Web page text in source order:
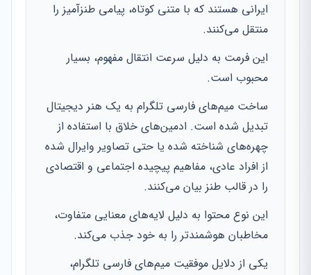
ایرانی هستند که با متنی کوتاه، پیامی طنزآمیز را
منتقل می‌کنند.
این فرمت به دلیل سرعت انتقال مفهوم، بسیار
محبوب است.
ساخت میم‌های فارسی تلگرام به یک هنر دیجیتال
تبدیل شده است. ادمین‌های خلاق با استفاده از
چهره‌های شناخته شده یا حتی تصاویر وایرال شده
از افراد عادی، مفاهیم پیچیده اجتماعی و اقتصادی
را در قالب طنز بیان می‌کنند.
این نوع محتوا به دلیل لایه‌های معنایی متفاوت،
مخاطبان هوشمندتر را به خود جذب می‌کند.
یکی از دلایل موفقیت میم‌های فارسی تلگرام،